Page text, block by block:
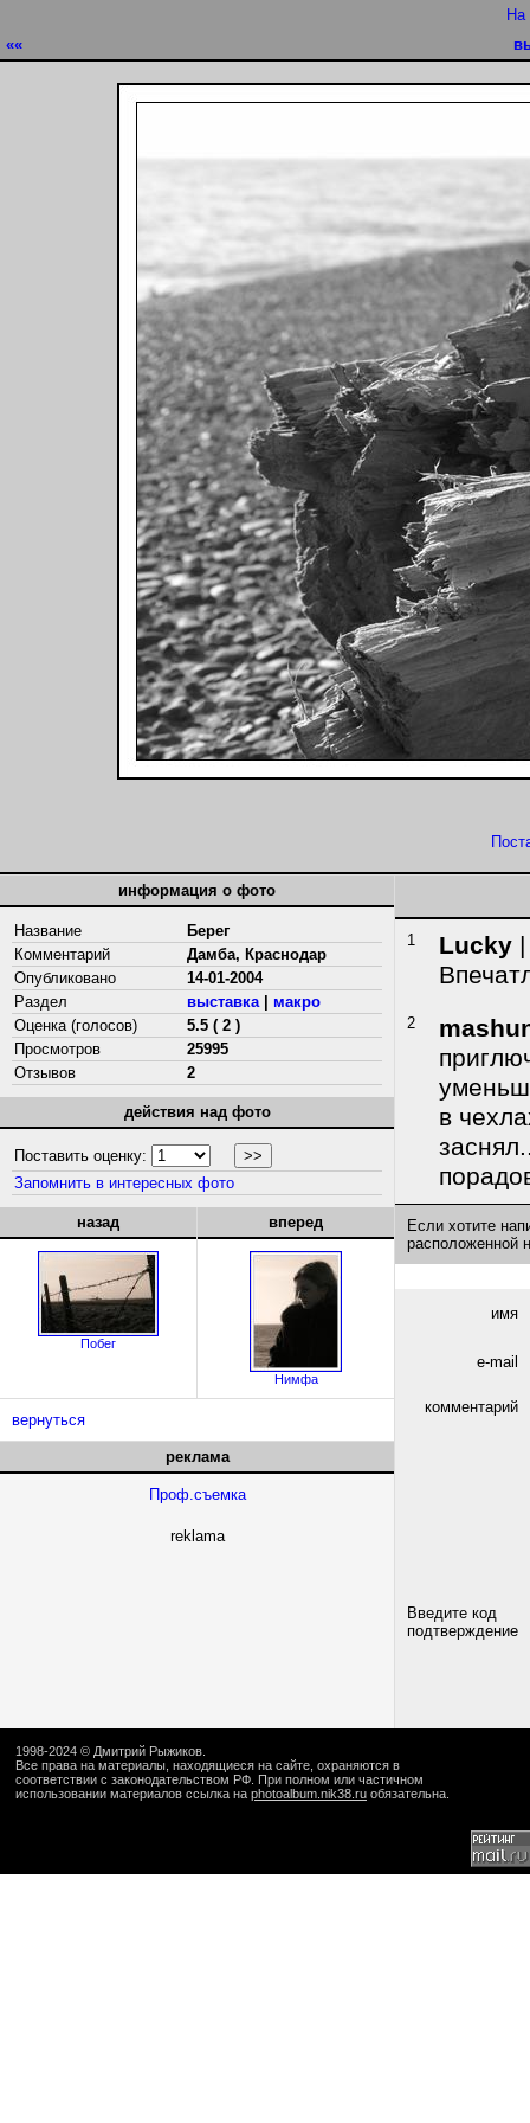
На
««
информация о фото
Название
Берег
Комментарий
Дамба, Краснодар
Опубликовано
14-01-2004
Раздел
выставка| макро
Оценка (голосов)
5.5 ( 2 )
Просмотров
25995
Отзывов
2
действия над фото
Поставить оценку:
Запомнить в интересных фото
назад
Побег
вперед
Нимфа
вернуться
реклама
Проф.съемка
reklama
1 Lucky
2
в
Если хотите
расположенной
имя
e-mail
комментарий
Введите код
подтверждение
1998-2024 © Дмитрий Рыжиков
Все права на материалы, находящиеся на сайте, охраняются в
соответствии с законодательством РФ. При полном или частичном
использовании материалов ссылка на photoalbum.nik38.ru обязательна.